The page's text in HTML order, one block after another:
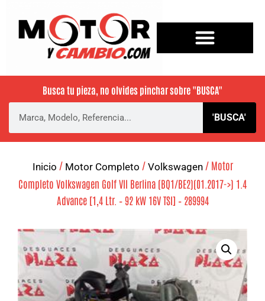
Busca tu pieza, no olvides pinchar sobre "BUSCA"
'BUSCA'
Inicio / Motor Completo / Volkswagen/ Motor
Completo Volkswagen Golf VII Berlina (BQ1/BE2)(01.2017->) 1.4
Advance [1,4 Ltr. – 92 kW 16V TSI] – 289994